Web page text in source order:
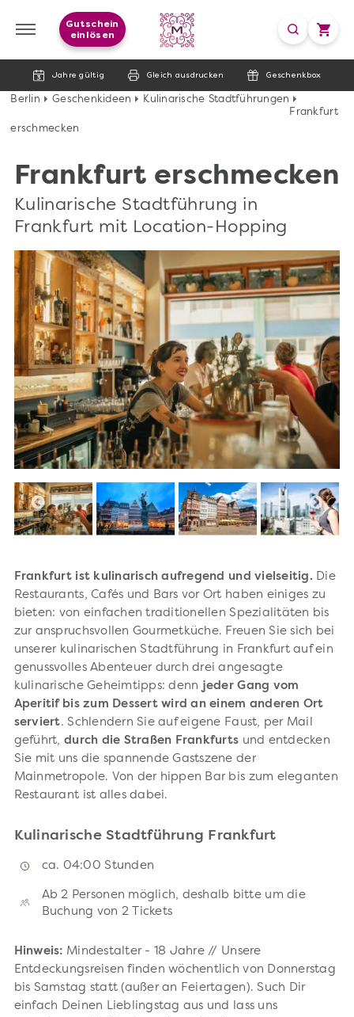
Jahre gültig Gleich ausdrucken Geschenkbox
Gutschein
einlösen
Berlin Geschenkideen
Kulinarische Stadtführungen
Frankfurt
erschmecken
Frankfurt erschmecken
Kulinarische Stadtführung in
Frankfurt mit Location-Hopping
Frankfurt ist kulinarisch aufregend und vielseitig. Die
Restaurants, Cafés und Bars vor Ort haben einiges zu
bieten: von einfachen traditionellen Spezialitäten bis
zur anspruchsvollen Gourmetküche. Freuen Sie sich bei
unserer kulinarischen Stadtführung in Frankfurt auf ein
genussvolles Abenteuer durch drei angesagte
kulinarische Geheimtipps: denn jeder Gang vom
Aperitif bis zum Dessert wird an einem anderen Ort
serviert. Schlendern Sie auf eigene Faust, per Mail
geführt, durch die Straßen Frankfurts und entdecken
Sie mit uns die spannende Gastszene der
Mainmetropole. Von der hippen Bar bis zum eleganten
Restaurant ist alles dabei.
Kulinarische Stadtführung Frankfurt
ca. 04:00 Stunden
Ab 2 Personen möglich, deshalb bitte um die
Buchung von 2 Tickets
Hinweis: Mindestalter - 18 Jahre // Unsere
Entdeckungsreisen finden wöchentlich von Donnerstag
bis Samstag statt (außer an Feiertagen). Such Dir
einfach Deinen Lieblingstag aus und lass uns